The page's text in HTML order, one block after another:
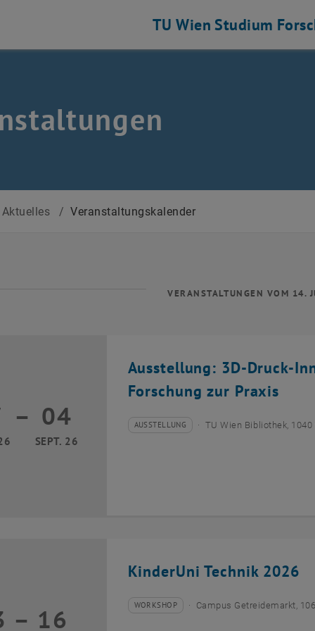
TU Wien Studium
Aktuelles / Veranstaltungskalender
VERANSTALTUNGEN VOM 14.
Ausstellung: 3D-Druck-
Forschung zur Praxis
17 März 2026 bis 04 September 2026
– 04
SEPT. 26
Veranstaltungstyp:
AUSSTELLUNG
Veranstaltungsort: TU Wien Bibliothek,
KinderUni Technik 2026
13 Juli 2026 bis 16 Juli 2026
– 16 Veranstaltungstyp:
WORKSHOP
Veranstaltungsort:Campus Getreidemarkt,